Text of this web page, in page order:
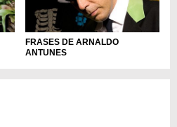
FRASES DE ARNALDO
ANTUNES